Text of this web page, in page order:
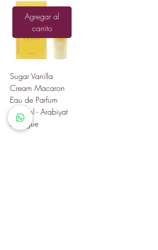
Agregar al
carrito
Sugar Vanilla
Cream Macaron
Eau de Parfum
100 ml - Arabiyat
Prestigue